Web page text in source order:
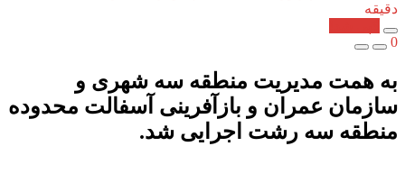
دقیقه
0
به همت مدیریت منطقه سه شهری و
سازمان عمران و بازآفرینی آسفالت محدوده
منطقه سه رشت اجرایی شد.